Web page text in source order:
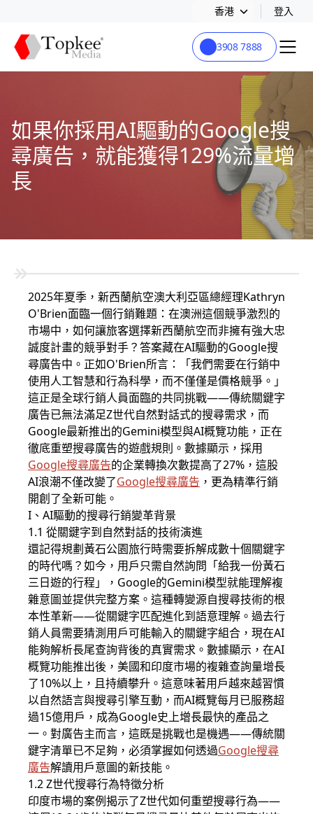
香港 登入
3908 7888
如果你採用AI驅動的Google搜
尋廣告，就能獲得129%流量增
長
2025年夏季，新西蘭航空澳大利亞區總經理Kathryn
O'Brien面臨一個行銷難題：在澳洲這個競爭激烈的
市場中，如何讓旅客選擇新西蘭航空而非擁有強大忠
誠度計畫的競爭對手？答案藏在AI驅動的Google搜
尋廣告中。正如O'Brien所言：「我們需要在行銷中
使用人工智慧和行為科學，而不僅僅是價格競爭。」
這正是全球行銷人員面臨的共同挑戰——傳統關鍵字
廣告已無法滿足Z世代自然對話式的搜尋需求，而
Google最新推出的Gemini模型與AI概覽功能，正在
徹底重塑搜尋廣告的遊戲規則。數據顯示，採用
Google搜尋廣告的企業轉換次數提高了27%，這股
AI浪潮不僅改變了Google搜尋廣告 ，更為精準行銷
開創了全新可能。
I、AI驅動的搜尋行銷變革背景
1.1 從關鍵字到自然對話的技術演進
還記得規劃黃石公園旅行時需要拆解成數十個關鍵字
的時代嗎？如今，用戶只需自然詢問「給我一份黃石
三日遊的行程」，Google的Gemini模型就能理解複
雜意圖並提供完整方案。這種轉變源自搜尋技術的根
本性革新——從關鍵字匹配進化到語意理解。過去行
銷人員需要猜測用戶可能輸入的關鍵字組合，現在AI
能夠解析長尾查詢背後的真實需求。數據顯示，在AI
概覽功能推出後，美國和印度市場的複雜查詢量增長
了10%以上，且持續攀升。這意味著用戶越來越習慣
以自然語言與搜尋引擎互動，而AI概覽每月已服務超
過15億用戶，成為Google史上增長最快的產品之
一。對廣告主而言，這既是挑戰也是機遇——傳統關
鍵字清單已不足夠，必須掌握如何透過Google搜尋
廣告解讀用戶意圖的新技能。
1.2 Z世代搜尋行為特徵分析
印度市場的案例揭示了Z世代如何重塑搜尋行為——